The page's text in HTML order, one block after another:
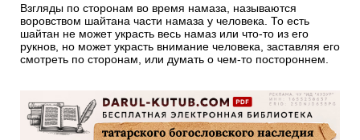
Взгляды по сторонам во время намаза, называются
воровством шайтана части намаза у человека. То есть
шайтан не может украсть весь намаз или что-то из его
рукнов, но может украсть внимание человека, заставляя его
смотреть по сторонам, или думать о чем-то постороннем.